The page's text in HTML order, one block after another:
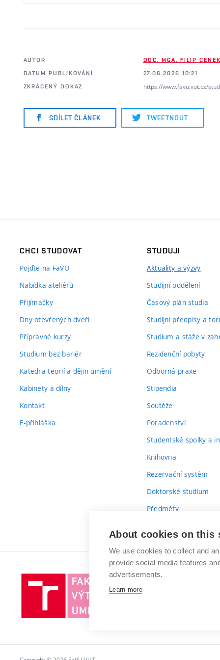
AUTOR
DOC. MGA. FILIP
DATUM PUBLIKOVÁNÍ
27.06.2026 10:21
ZKRÁCENÝ ODKAZ
https://www.favu.vut.cz/
SDÍLET ČLÁNEK TWEETNOUT
CHCI STUDOVAT
Pojďte na FaVU
Nabídka ateliérů
Přijímačky
Dny otevřených dveří
Přípravné kurzy
Studium bez bariér
Katedra teorií a dějin umění
Kabinety a dílny
Kontakt
E-přihláška
STUDUJI
Aktuality a výzvy
Studijní oddělení
Časový plán studia
Studijní předpisy a
Studium a stáže v
Rezidenční pobyty
Odborná praxe
Stipendia
Soutěže
Poradenství
Studentské spolky a
Knihovna
Rezervační systém
Doktorské studium
Předměty
Vysoké
About cookies on this
We use cookies to collect and
provide social media features
advertisements.
Learn more